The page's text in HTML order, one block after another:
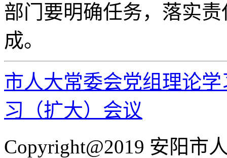
部门要明确任务，落实
成。
市人大常委会党组理论
习（扩大）会议
Copyright@2019 安阳市